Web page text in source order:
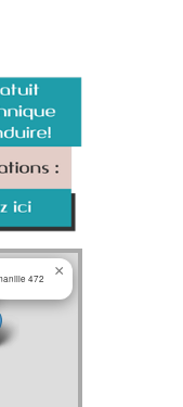
472 ×